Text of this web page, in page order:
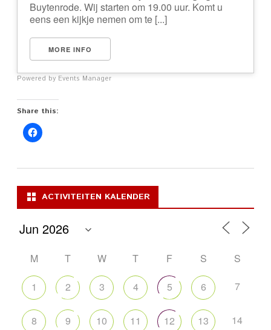
Buytenrode. Wij starten om 19.00 uur. Komt u
eens een kijkje nemen om te [...]
MORE INFO
Powered by Events Manager
Share this:
ACTIVITEITEN KALENDER
M T W T F S S
1 2 3 4 5 6 7
8 9 10 11 12 13 14